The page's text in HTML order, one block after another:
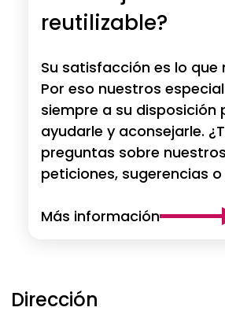
reutilizable?
Su satisfacción es lo que
Por eso nuestros
siempre a su disposición
ayudarle y aconsejarle.
preguntas sobre
peticiones, sugerencias
Más información
Dirección